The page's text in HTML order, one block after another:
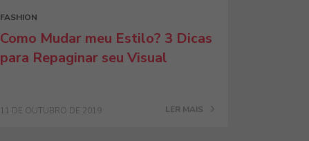
FASHION
Como Mudar meu Estilo? 3 Dicas
para Repaginar seu Visual
11 DE OUTUBRO DE 2019 LER MAIS